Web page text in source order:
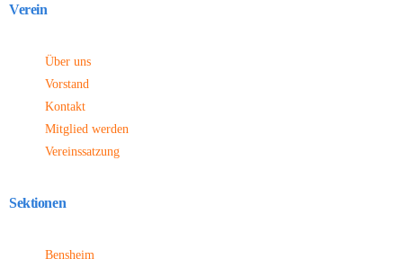
Verein
Über uns
Vorstand
Kontakt
Mitglied werden
Vereinssatzung
Sektionen
Bensheim